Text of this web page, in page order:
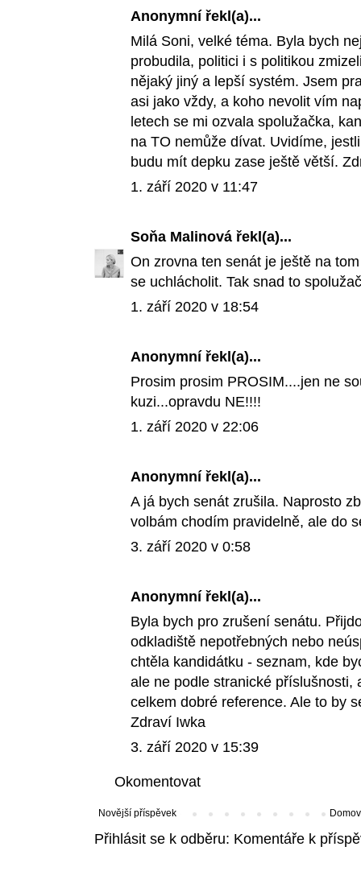
Anonymní řekl(a)...
Milá Soni, velké téma. Byla bych
probudila, politici i s politikou
nějaký jiný a lepší systém. Jsem
asi jako vždy, a koho nevolit vím
letech se mi ozvala spolužačka,
na TO nemůže dívat. Uvidíme,
budu mít depku zase ještě větší.
1. září 2020 v 11:47
Soňa Malinová řekl(a)...
On zrovna ten senát je ještě na
se uchlácholit. Tak snad to
1. září 2020 v 18:54
Anonymní řekl(a)...
Prosim prosim PROSIM....jen ne
kuzi...opravdu NE!!!!
1. září 2020 v 22:06
Anonymní řekl(a)...
A já bych senát zrušila. Naprosto
volbám chodím pravidelně, ale do
3. září 2020 v 0:58
Anonymní řekl(a)...
Byla bych pro zrušení senátu.
odkladiště nepotřebných nebo
chtěla kandidátku - seznam, kde
ale ne podle stranické příslušnosti,
celkem dobré reference. Ale to by
Zdraví Iwka
3. září 2020 v 15:39
Okomentovat
Novější příspěvek
Přihlásit se k odběru: Komentáře k